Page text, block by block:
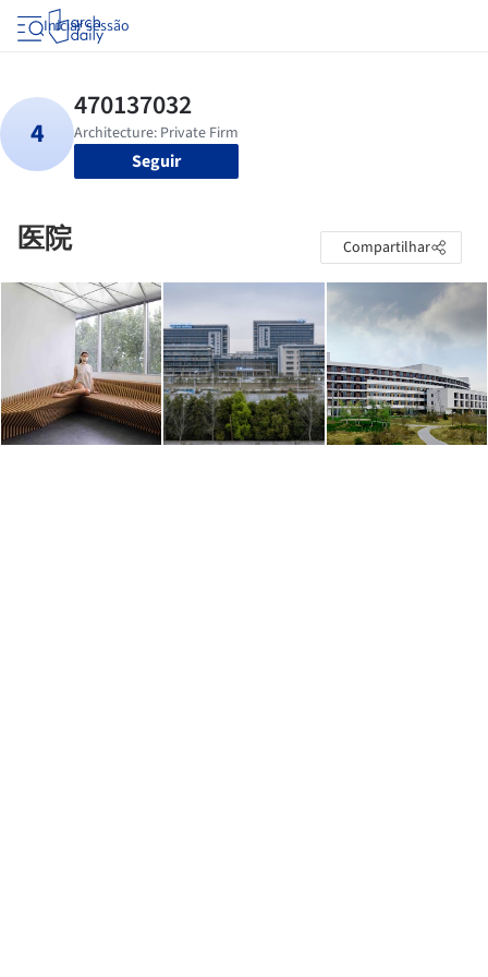
Iniciar sessão
Seguir
医院 Compartilhar